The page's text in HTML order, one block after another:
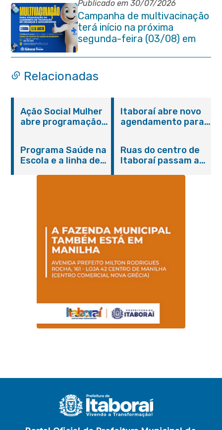
Publicado em 30/07/2026
Campanha de multivacinação
terá início na próxima
segunda-feira (03/08) em
Itaboraí
Relacionadas
Ação Social Mulher
abre programação
serviços gratuitos e
orientações
Itaboraí abre novo
agendamento para
Programa Saúde na
Escola e a linha de
Magalhães Seabra
Ruas do centro de
Itaboraí passam a